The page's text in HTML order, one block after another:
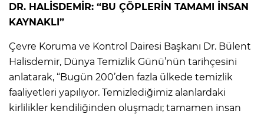
DR. HALİSDEMİR: “BU ÇÖPLERİN TAMAMI İNSAN
KAYNAKLI”
Çevre Koruma ve Kontrol Dairesi Başkanı Dr. Bülent
Halisdemir, Dünya Temizlik Günü’nün tarihçesini
anlatarak, “Bugün 200’den fazla ülkede temizlik
faaliyetleri yapılıyor. Temizlediğimiz alanlardaki
kirlilikler kendiliğinden oluşmadı; tamamen insan